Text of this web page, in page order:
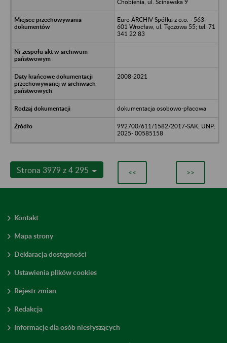
Chobienia, ul. Ścinawska 9
Euro ARCHIV Spółka z o.o. - 563-
601 Wrocław, ul. Tęczowa 55; tel. 71
341 22 83
2008-2021
dokumentacja osobowo-płacowa
992700/611/1582/2017-SAK; UNP:
2025- 00585158
Strona 3979 z 4 295 << >>
Kontakt
Mapa strony
Deklaracja dostępności
Ustawienia plików cookies
Rejestr zmian
Redakcja
Informacje dla osób niesłyszących